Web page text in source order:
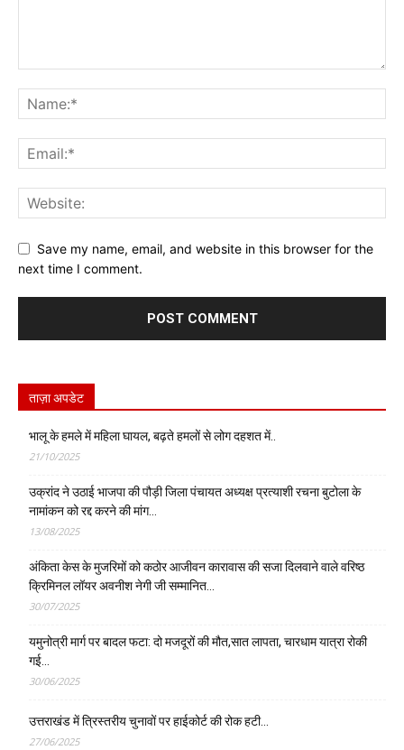
Save my name, email, and website in this browser for the
next time I comment.
ताज़ा अपडेट
भालू के हमले में महिला घायल, बढ़ते हमलों से लोग दहशत में..
21/10/2025
उक्रांद ने उठाई भाजपा की पौड़ी जिला पंचायत अध्यक्ष प्रत्याशी रचना बुटोला के
नामांकन को रद्द करने की मांग…
13/08/2025
अंकिता केस के मुजरिमों को कठोर आजीवन कारावास की सजा दिलवाने वाले वरिष्ठ
क्रिमिनल लॉयर अवनीश नेगी जी सम्मानित…
30/07/2025
यमुनोत्री मार्ग पर बादल फटा: दो मजदूरों की मौत,सात लापता, चारधाम यात्रा रोकी
गई…
30/06/2025
उत्तराखंड में त्रिस्तरीय चुनावों पर हाईकोर्ट की रोक हटी…
27/06/2025